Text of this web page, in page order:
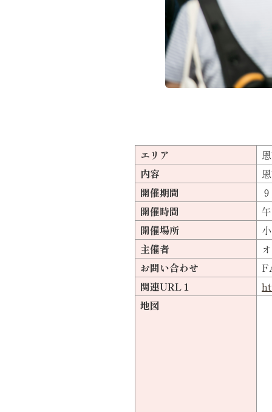
エリア
内容
開催期間
開催時間
開催場所
主催者
お問い合わせ
関連URL１
地図